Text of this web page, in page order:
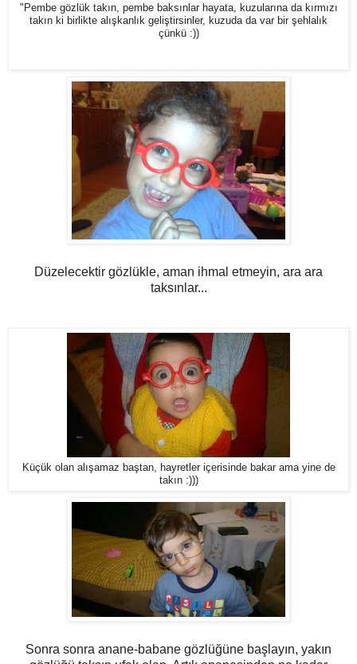
"Pembe gözlük takın, pembe baksınlar hayata, kuzularına da kırmızı
takın ki birlikte alışkanlık geliştirsinler, kuzuda da var bir şehlalık
çünkü :))
Düzelecektir gözlükle, aman ihmal etmeyin, ara ara
taksınlar...
Küçük olan alışamaz baştan, hayretler içerisinde bakar ama yine de
takın :)))
Sonra sonra anane-babane gözlüğüne başlayın, yakın